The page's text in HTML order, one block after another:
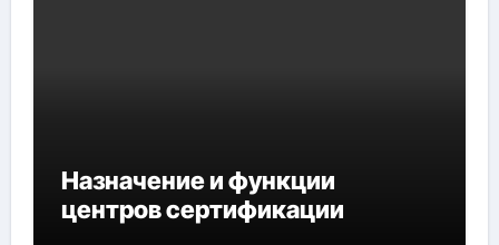
Назначение и функции
центров сертификации